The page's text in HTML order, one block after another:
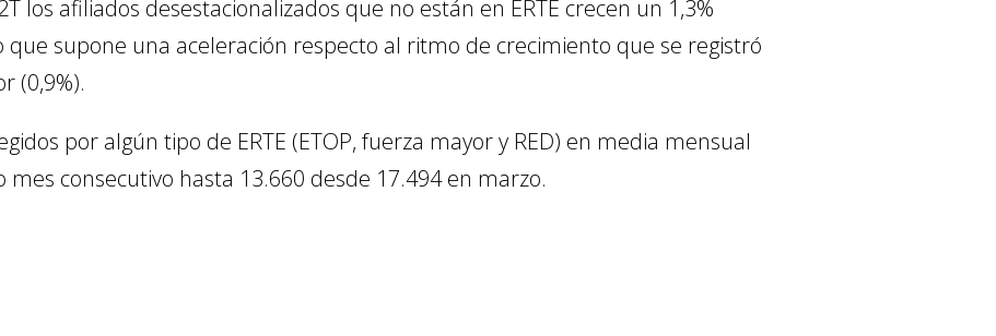
los afiliados desestacionalizados que no están en ERTE crecen un 1,3%
que supone una aceleración respecto al ritmo de crecimiento que se registró
(0,9%).
por algún tipo de ERTE (ETOP, fuerza mayor y RED) en media mensual
consecutivo hasta 13.660 desde 17.494 en marzo.